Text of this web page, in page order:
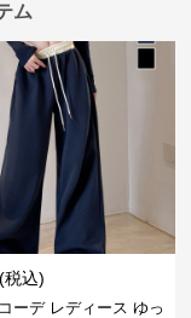
ム
(税込)
ーデ レディース ゆっ